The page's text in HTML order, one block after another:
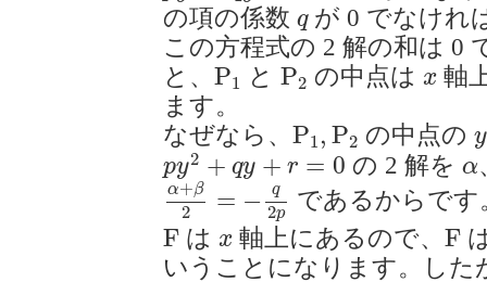
の項の係数 q
qが 0 でなけれ
この方程式の 2 解の和は 0
と、 P1
P1 とP2
P2 の中点は x
x 軸
ます。
なぜなら、 P1 , P2
P1 P2 の中点のy
y
py2 + qy + r = 0
py 2+qy +r = 0 の 2 解を α
α
α+β
2 = − q
2p
α+β 2 =−q 2p
であるからです
F
F は x
x 軸上にあるので、 F
F
いうことになります。した